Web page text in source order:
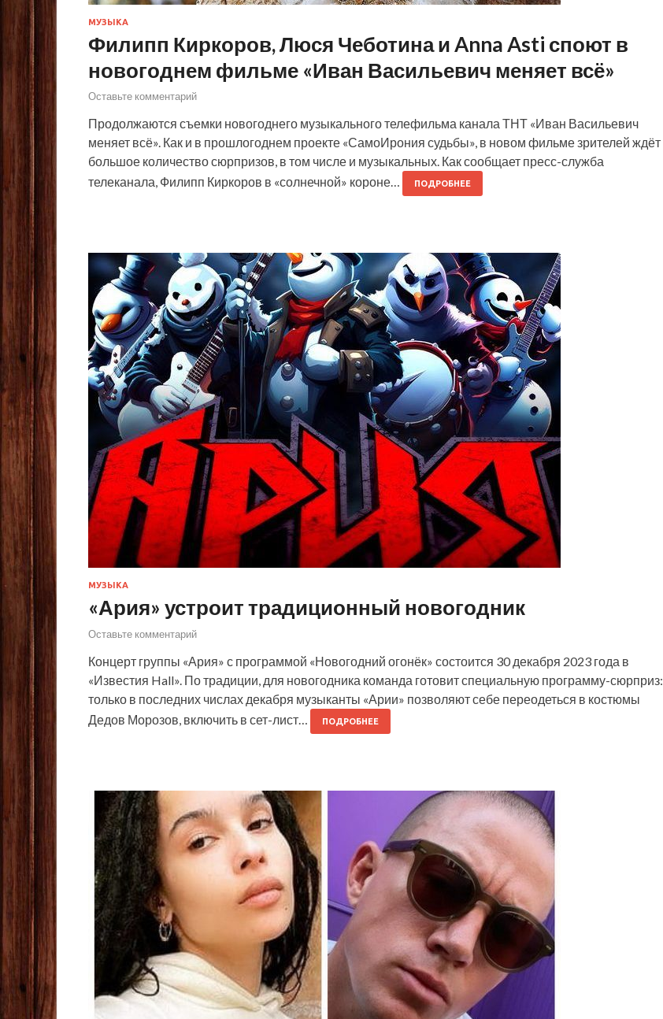
МУЗЫКА
Филипп Киркоров, Люся Чеботина и Anna Asti споют в
новогоднем фильме «Иван Васильевич меняет всё»
Оставьте комментарий
Продолжаются съемки новогоднего музыкального телефильма канала ТНТ «Иван Васильевич
меняет всё». Как и в прошлогоднем проекте «СамоИрония судьбы», в новом фильме зрителей ждёт
большое количество сюрпризов, в том числе и музыкальных. Как сообщает пресс-служба
телеканала, Филипп Киркоров в «солнечной» короне…
ПОДРОБНЕЕ
МУЗЫКА
«Ария» устроит традиционный новогодник
Оставьте комментарий
Концерт группы «Ария» с программой «Новогодний огонёк» состоится 30 декабря 2023 года в
«Известия Hall». По традиции, для новогодника команда готовит специальную программу-сюрприз:
только в последних числах декабря музыканты «Арии» позволяют себе переодеться в костюмы
Дедов Морозов, включить в сет-лист…
ПОДРОБНЕЕ